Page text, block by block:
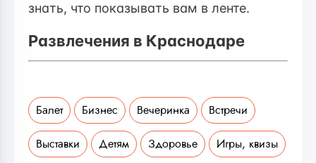
знать, что показывать вам в ленте.
Развлечения в Краснодаре
Балет Бизнес Вечеринка Встречи
Выставки Детям Здоровье Игры, квизы